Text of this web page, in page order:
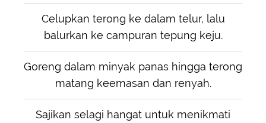
Celupkan terong ke dalam telur, lalu
balurkan ke campuran tepung keju.
Goreng dalam minyak panas hingga terong
matang keemasan dan renyah.
Sajikan selagi hangat untuk menikmati